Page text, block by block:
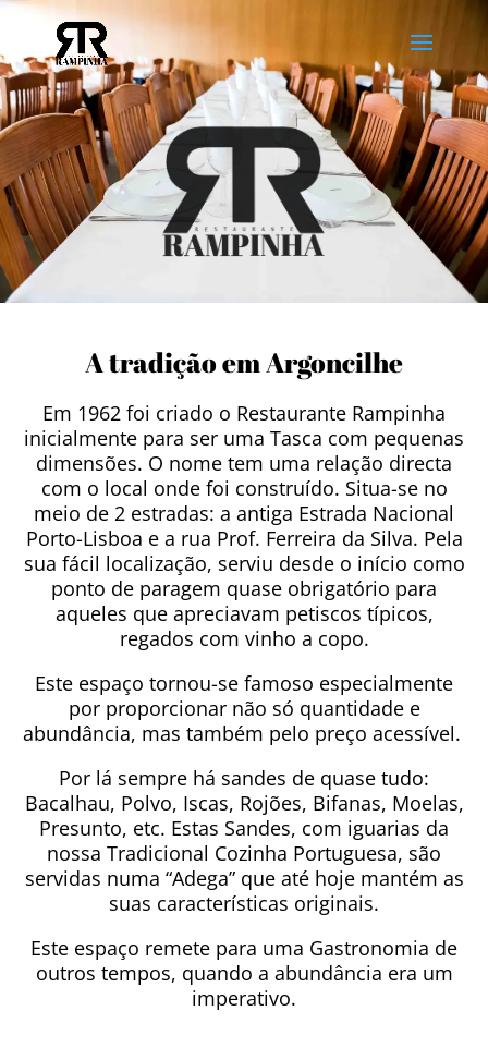
A tradição em Argoncilhe
Em 1962 foi criado o Restaurante Rampinha
inicialmente para ser uma Tasca com pequenas
dimensões. O nome tem uma relação directa
com o local onde foi construído. Situa-se no
meio de 2 estradas: a antiga Estrada Nacional
Porto-Lisboa e a rua Prof. Ferreira da Silva. Pela
sua fácil localização, serviu desde o início como
ponto de paragem quase obrigatório para
aqueles que apreciavam petiscos típicos,
regados com vinho a copo.
Este espaço tornou-se famoso especialmente
por proporcionar não só quantidade e
abundância, mas também pelo preço acessível.
Por lá sempre há sandes de quase tudo:
Bacalhau, Polvo, Iscas, Rojões, Bifanas, Moelas,
Presunto, etc. Estas Sandes, com iguarias da
nossa Tradicional Cozinha Portuguesa, são
servidas numa “Adega” que até hoje mantém as
suas características originais.
Este espaço remete para uma Gastronomia de
outros tempos, quando a abundância era um
imperativo.